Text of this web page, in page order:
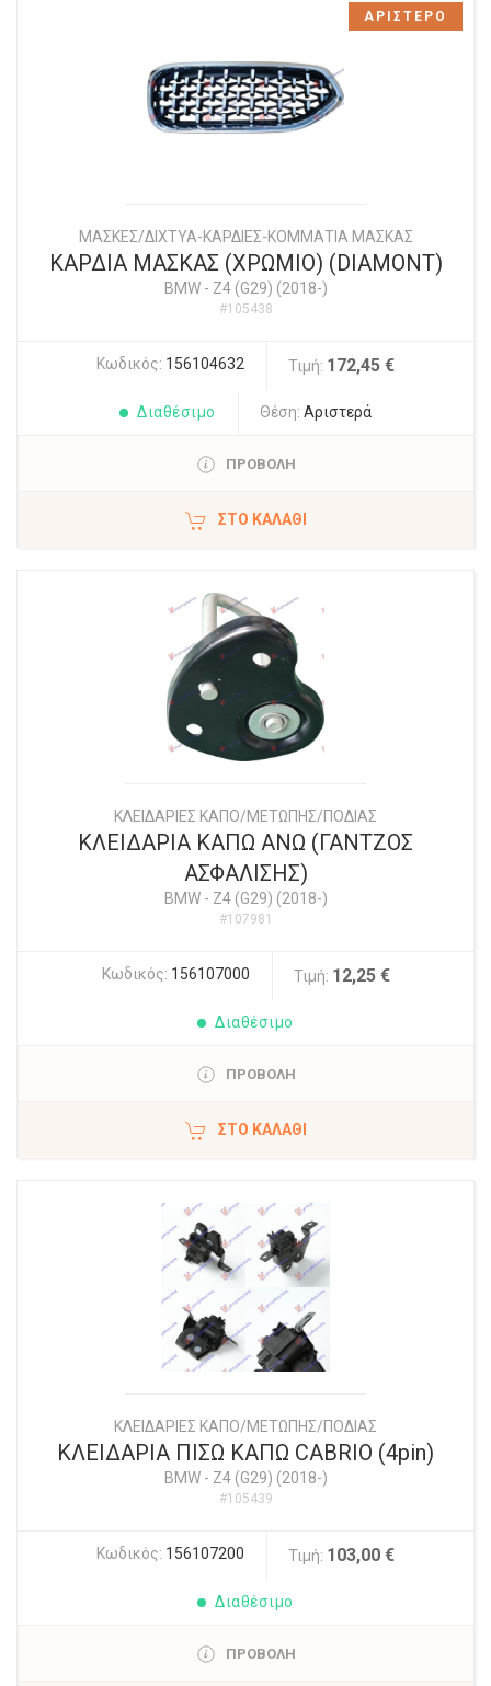
ΜΑΣΚΕΣ/ΔΙΧΤΥΑ-ΚΑΡΔΙΕΣ-ΚΟΜΜΑΤΙΑ ΜΑΣΚΑΣ
ΚΑΡΔΙΑ ΜΑΣΚΑΣ (ΧΡΩΜΙΟ) (DIAMONT)
BMW- Z4 (G29) (2018-)
#105438
Κωδικός: 156104632 Τιμή: 172,45 €
Διαθέσιμο Θέση: Αριστερά
ΠΡΟΒΟΛΗ
ΣΤΟ ΚΑΛΆΘΙ
ΑΡΙΣΤΕΡΟ
ΚΛΕΙΔΑΡΙΕΣ ΚΑΠΟ/ΜΕΤΩΠΗΣ/ΠΟΔΙΑΣ
ΚΛΕΙΔΑΡΙΑ ΚΑΠΩ ΑΝΩ (ΓΑΝΤΖΟΣ
ΑΣΦΑΛΙΣΗΣ)
BMW- Z4 (G29) (2018-)
#107981
Κωδικός: 156107000 Τιμή: 12,25 €
Διαθέσιμο
ΠΡΟΒΟΛΗ
ΣΤΟ ΚΑΛΆΘΙ
ΚΛΕΙΔΑΡΙΕΣ ΚΑΠΟ/ΜΕΤΩΠΗΣ/ΠΟΔΙΑΣ
ΚΛΕΙΔΑΡΙΑ ΠΙΣΩ ΚΑΠΩ CABRIO (4pin)
BMW- Z4 (G29) (2018-)
#105439
Κωδικός: 156107200 Τιμή: 103,00 €
Διαθέσιμο
ΠΡΟΒΟΛΗ